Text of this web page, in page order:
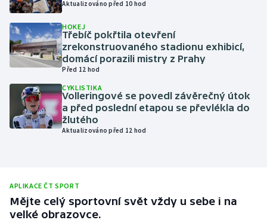
Motorsport
Olympijské hry
Parasport
Plavání
Rychlobruslení
Aktualizováno před 10 hod
HOKEJ
Třebíč pokřtila otevření
zrekonstruovaného stadionu exhibicí,
domácí porazili mistry z Prahy
Před 12 hod
CYKLISTIKA
Volleringové se povedl závěrečný útok
a před poslední etapou se převlékla do
žlutého
Aktualizováno před 12 hod
APLIKACE ČT SPORT
Mějte celý sportovní svět vždy u sebe i na
velké obrazovce.